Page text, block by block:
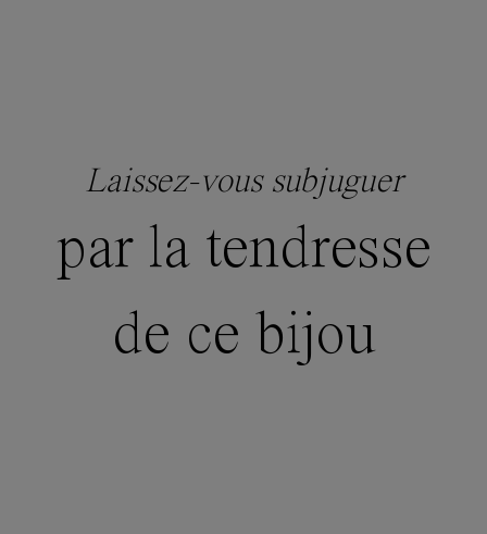
Laissez-vous subjuguer
par la tendresse
de ce bijou